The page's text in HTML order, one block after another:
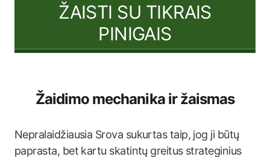
ŽAISTI SU TIKRAIS
PINIGAIS
Žaidimo mechanika ir žaismas
Nepralaidžiausia Srova sukurtas taip, jog ji būtų
paprasta, bet kartu skatintų greitus strateginius